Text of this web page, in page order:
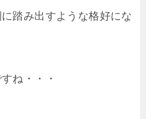
踏み出すような格好にな
ね・・・